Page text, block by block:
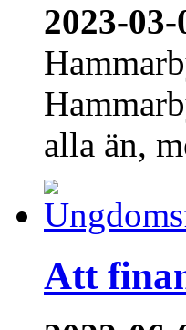
2023-
alla än,
Att